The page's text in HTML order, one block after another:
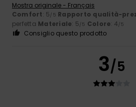
Mostra originale - Français
Comfort: 5/5 Rapporto qualità-
perfetta Materiale: 5/5 Colore: 4/5
Consiglio questo prodotto
3/5